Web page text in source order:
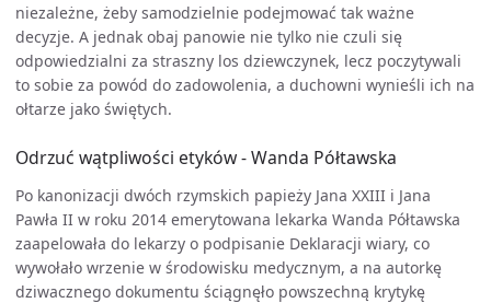
niezależne, żeby samodzielnie podejmować tak ważne
decyzje. A jednak obaj panowie nie tylko nie czuli się
odpowiedzialni za straszny los dziewczynek, lecz poczytywali
to sobie za powód do zadowolenia, a duchowni wynieśli ich na
ołtarze jako świętych.
Odrzuć wątpliwości etyków - Wanda Półtawska
Po kanonizacji dwóch rzymskich papieży Jana XXIII i Jana
Pawła II w roku 2014 emerytowana lekarka Wanda Półtawska
zaapelowała do lekarzy o podpisanie Deklaracji wiary, co
wywołało wrzenie w środowisku medycznym, a na autorkę
dziwacznego dokumentu ściągnęło powszechną krytykę